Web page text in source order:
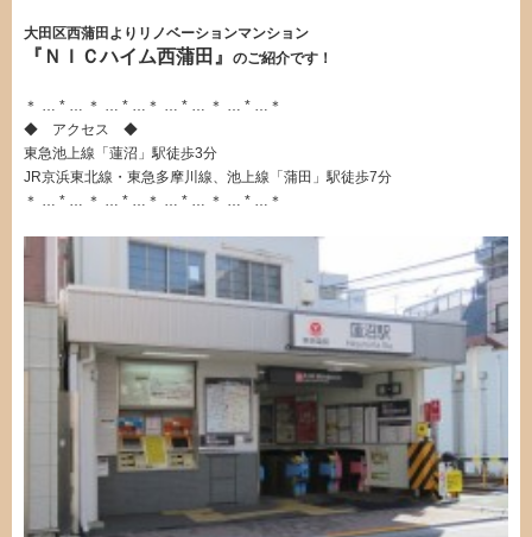
大田区西蒲田よりリノベーションマンション
『ＮＩＣハイム西蒲田』 のご紹介です！
＊ … * … ＊ … * …＊ … * … ＊ … * …＊
◆ アクセス ◆
東急池上線「蓮沼」駅徒歩3分
JR京浜東北線・東急多摩川線、池上線「蒲田」駅徒歩7分
＊ … * … ＊ … * …＊ … * … ＊ … * …＊